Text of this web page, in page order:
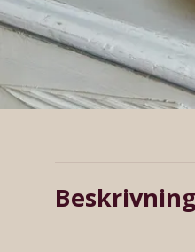
Beskrivning